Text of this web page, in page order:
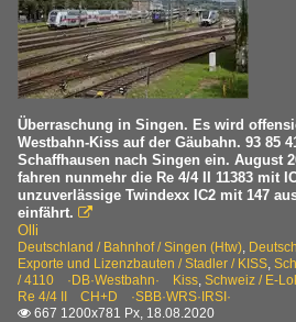
Überraschung in Singen. Es wird
Westbahn-Kiss auf der Gäubahn. 93 85
Schaffhausen nach Singen ein. August
fahren nunmehr die Re 4/4 II 11383 mit
unzuverlässige Twindexx IC2 mit 147
einfährt. 
Olli
Deutschland / Bahnhof / Singen (Htw),
Exporte und Lizenzbauten / Stadler / KISS,
/ 4110 ·DB·Westbahn· Kiss, Schweiz / E-
Re 4/4 II CH+D ·SBB·WRS·IRSI·
 667 1200x781 Px, 18.08.2020